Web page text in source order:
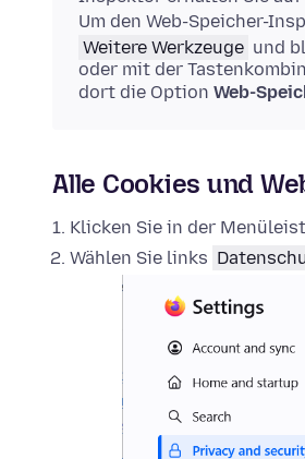
Um den Web-Speicher-
Weitere Werkzeuge und
oder mit der
dort die Option Web-
Alle Cookies und
Klicken Sie in der
Wählen Sie links